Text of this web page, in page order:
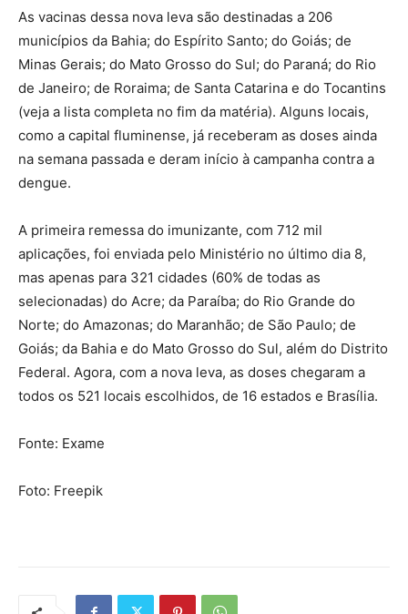
As vacinas dessa nova leva são destinadas a 206
municípios da Bahia; do Espírito Santo; do Goiás; de
Minas Gerais; do Mato Grosso do Sul; do Paraná; do Rio
de Janeiro; de Roraima; de Santa Catarina e do Tocantins
(veja a lista completa no fim da matéria). Alguns locais,
como a capital fluminense, já receberam as doses ainda
na semana passada e deram início à campanha contra a
dengue.
A primeira remessa do imunizante, com 712 mil
aplicações, foi enviada pelo Ministério no último dia 8,
mas apenas para 321 cidades (60% de todas as
selecionadas) do Acre; da Paraíba; do Rio Grande do
Norte; do Amazonas; do Maranhão; de São Paulo; de
Goiás; da Bahia e do Mato Grosso do Sul, além do Distrito
Federal. Agora, com a nova leva, as doses chegaram a
todos os 521 locais escolhidos, de 16 estados e Brasília.
Fonte: Exame
Foto: Freepik